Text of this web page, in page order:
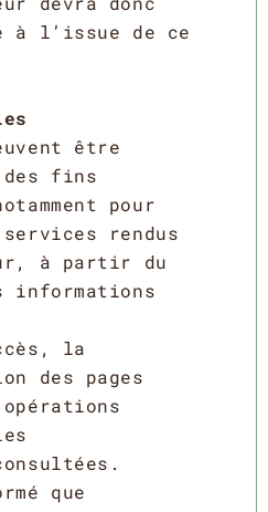
à l’issue de ce
être
fins
pour
rendus
à partir du
informations
la
des pages
que